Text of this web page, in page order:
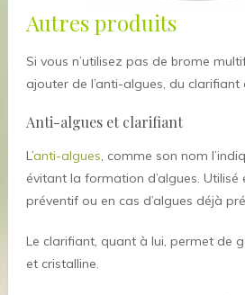
Autres produits
Si vous n’utilisez pas de brome
ajouter de l’anti-algues, du
Anti-algues et clarifiant
L’anti-algues, comme son nom
évitant la formation d’algues.
préventif ou en cas d’algues déjà
Le clarifiant, quant à lui, permet de
et cristalline.